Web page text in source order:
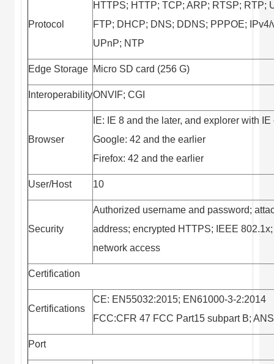
Protocol
HTTPS; HTTP; TCP; ARP; RTSP; RTP;
FTP; DHCP; DNS; DDNS; PPPOE;
UPnP; NTP
Edge Storage Micro SD card (256 G)
InteroperabilityONVIF; CGI
Browser
IE: IE 8 and the later, and explorer with IE
Google: 42 and the earlier
Firefox: 42 and the earlier
User/Host 10
Security
Authorized username and password;
address; encrypted HTTPS; IEEE
network access
Certification
Certifications
CE: EN55032:2015; EN61000-3-2:2014
FCC:CFR 47 FCC Part15 subpart B;
Port